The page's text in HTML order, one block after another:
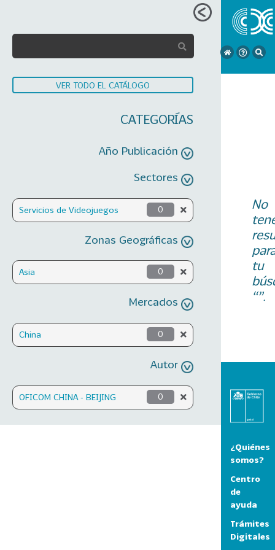
VER TODO EL CATÁLOGO
CATEGORÍAS
Año Publicación
Sectores
Servicios de Videojuegos 0
Zonas Geográficas
Asia 0
Mercados
China 0
Autor
OFICOM CHINA - BEIJING 0
No
tu
“”.
¿Quiénes
somos?
Centro
de
ayuda
Trámites
Digitales